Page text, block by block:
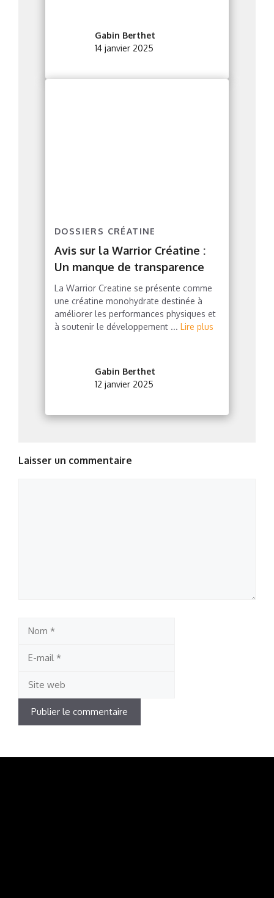
Gabin Berthet
14 janvier 2025
DOSSIERS CRÉATINE
Avis sur la Warrior Créatine :
Un manque de transparence
La Warrior Creatine se présente comme
une créatine monohydrate destinée à
améliorer les performances physiques et
à soutenir le développement ... Lire plus
Gabin Berthet
12 janvier 2025
Laisser un commentaire